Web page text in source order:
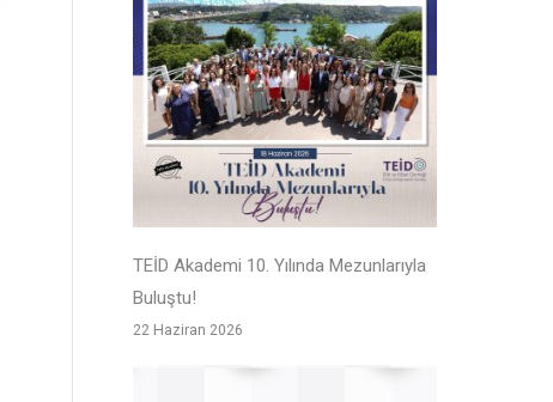
TEİD Akademi 10. Yılında Mezunlarıyla
Buluştu!
22 Haziran 2026